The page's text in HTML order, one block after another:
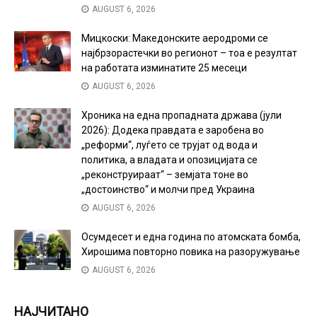
AUGUST 6, 2026
Мицкоски: Македонските аеродроми се
најбрзорастечки во регионот – тоа е резултат
на работата изминатите 25 месеци
AUGUST 6, 2026
Хроника на една пропадната држава (јули
2026): Додека правдата е заробена во
„реформи“, луѓето се трујат од вода и
политика, а владата и опозицијата се
„реконструираат“ – земјата тоне во
„достоинство“ и молчи пред Украина
AUGUST 6, 2026
Осумдесет и една година по атомската бомба,
Хирошима повторно повика на разоружување
AUGUST 6, 2026
НАЈЧИТАНО